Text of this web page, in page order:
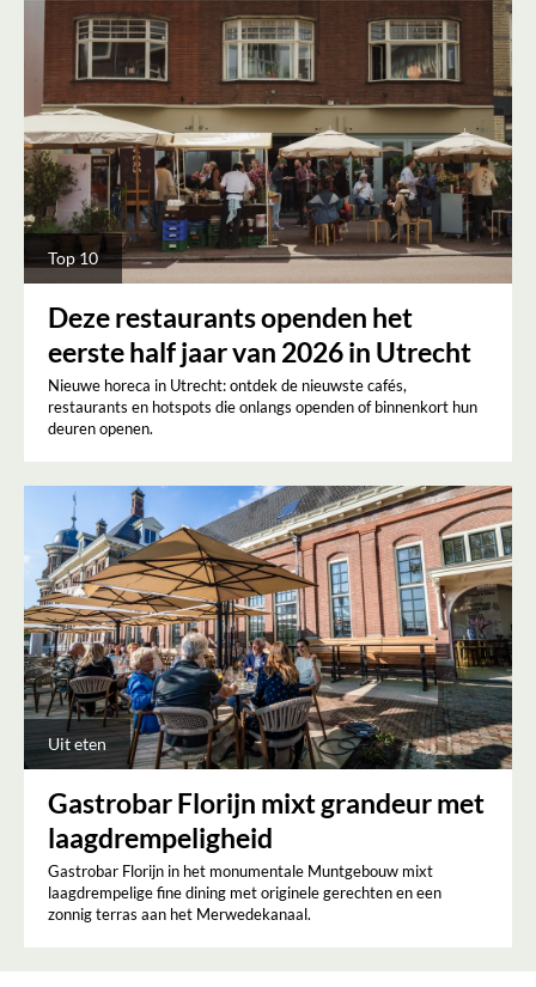
Top 10
Deze restaurants openden het
eerste half jaar van 2026 in Utrecht
Nieuwe horeca in Utrecht: ontdek de nieuwste cafés,
restaurants en hotspots die onlangs openden of binnenkort hun
deuren openen.
Uit eten
Gastrobar Florijn mixt grandeur met
laagdrempeligheid
Gastrobar Florijn in het monumentale Muntgebouw mixt
laagdrempelige fine dining met originele gerechten en een
zonnig terras aan het Merwedekanaal.